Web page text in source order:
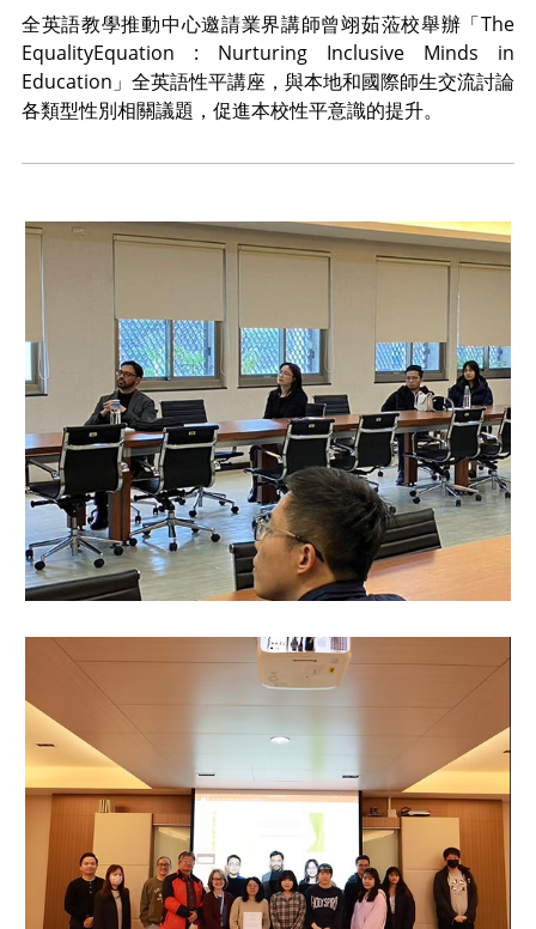
全英語教學推動中心邀請業界講師曾翊茹蒞校舉辦「The
EqualityEquation : Nurturing Inclusive Minds in
Education」全英語性平講座，與本地和國際師生交流討論
各類型性別相關議題，促進本校性平意識的提升。